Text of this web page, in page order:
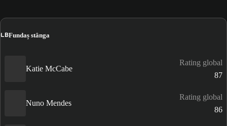
LBFundaș stânga
Katie McCabe
Rating global
87
Nuno Mendes
Rating global
86